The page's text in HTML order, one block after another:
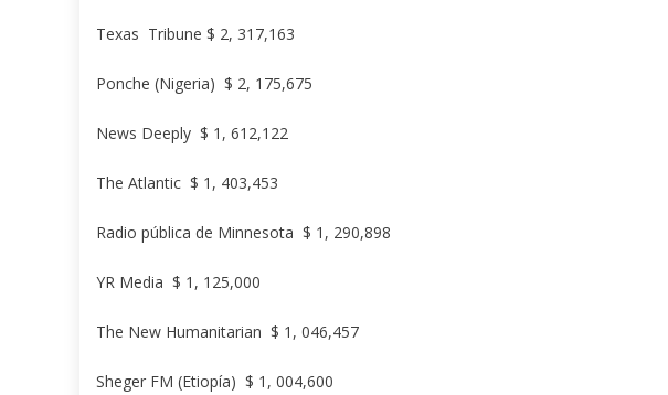
Texas Tribune $ 2, 317,163
Ponche (Nigeria) $ 2, 175,675
News Deeply $ 1, 612,122
The Atlantic $ 1, 403,453
Radio pública de Minnesota $ 1, 290,898
YR Media $ 1, 125,000
The New Humanitarian $ 1, 046,457
Sheger FM (Etiopía) $ 1, 004,600